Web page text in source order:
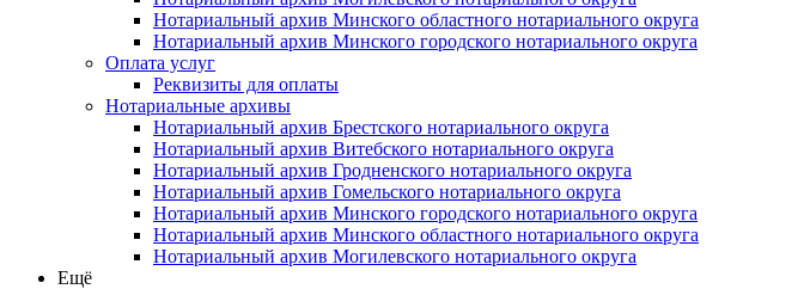
Нотариальный архив Минского областного нотариального округа
Нотариальный архив Минского городского нотариального округа
Оплата услуг
Реквизиты для оплаты
Нотариальные архивы
Нотариальный архив Брестского нотариального округа
Нотариальный архив Витебского нотариального округа
Нотариальный архив Гродненского нотариального округа
Нотариальный архив Гомельского нотариального округа
Нотариальный архив Минского городского нотариального округа
Нотариальный архив Минского областного нотариального округа
Нотариальный архив Могилевского нотариального округа
Ещё